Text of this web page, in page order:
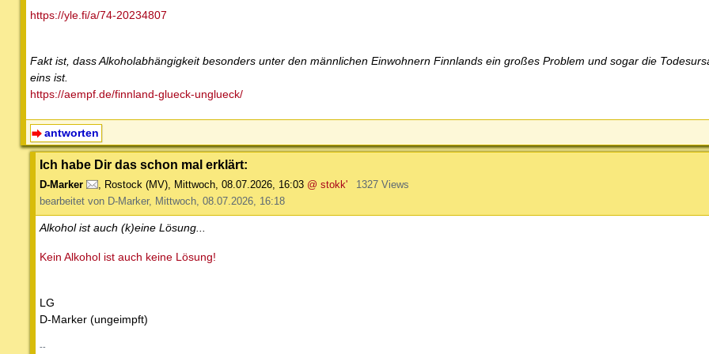
https://yle.fi/a/74-20234807
Fakt ist, dass Alkoholabhängigkeit besonders unter den männlichen Einwohnern Finnlands ein großes Problem und sogar die
eins ist.
https://aempf.de/finnland-glueck-unglueck/
antworten
Ich habe Dir das schon mal erklärt:
D-Marker Rostock (MV) Mittwoch, 08.07.2026, 16:03 @ stokk'
1327 Views
bearbeitet von D-Marker, Mittwoch, 08.07.2026, 16:18
Alkohol ist auch (k)eine Lösung...
Kein Alkohol ist auch keine Lösung!
LG
D-Marker (ungeimpft)
--